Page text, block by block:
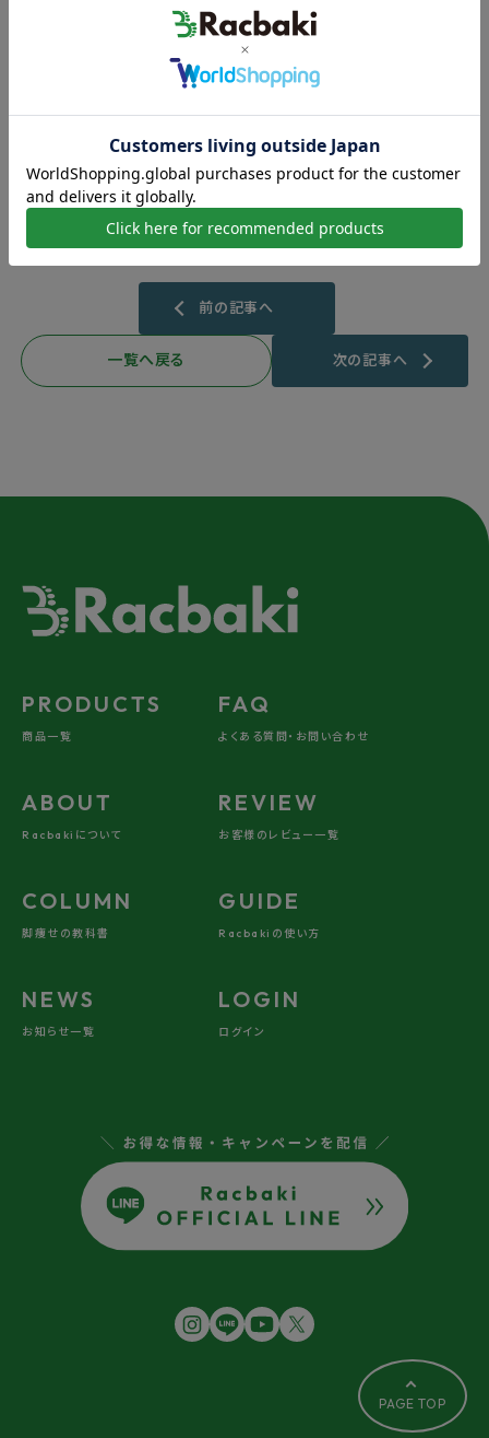
今後ともRacbakiをよろしくお願いいたします。
前の記事へ
一覧へ戻る 次の記事へ
PRODUCTS
商品一覧
FAQ
よくある質問・お問い合わせ
ABOUT
Racbakiについて
REVIEW
お客様のレビュー一覧
COLUMN
脚痩せの教科書
GUIDE
Racbakiの使い方
NEWS
お知らせ一覧
LOGIN
ログイン
PAGE TOP